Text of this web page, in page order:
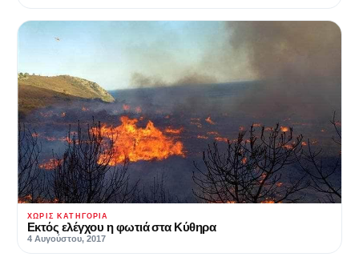
ΧΩΡΊΣ ΚΑΤΗΓΟΡΊΑ
Εκτός ελέγχου η φωτιά στα Κύθηρα
4 Αυγούστου, 2017